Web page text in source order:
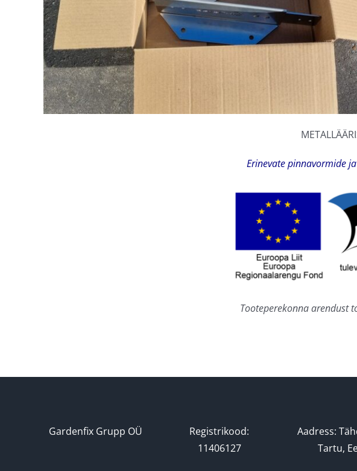
Erinevate pinnavormide
Tooteperekonna arendust
Gardenfix Grupp OÜ
Registrikood:
11406127
Aadress:
Tartu,